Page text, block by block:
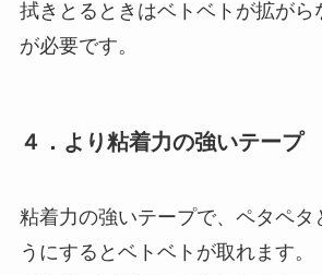
拭きとるときはベトベトが拡がら
が必要です。
４．より粘着力の強いテープ
粘着力の強いテープで、ペタペタ
うにするとベトベトが取れます。